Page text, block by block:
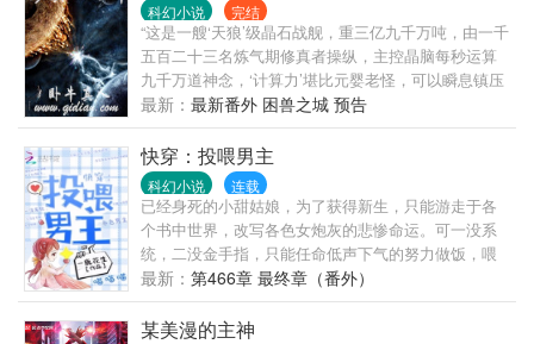
科幻小说 完结
“这是一艘‘天狼’级晶石战舰，重三亿九千万吨，由一千
五百二十三名炼气期修真者操纵，主控晶脑每秒运算
九千万道神念，‘计算力’堪比元婴老怪，可以瞬息镇压
一个星球！” 李耀卓立于无尽星海之上，看着眼前的庞
然大物，心中默默计算： “把这艘战舰拆成废铁，我需
要——7秒钟！” …… 修真40000年代，一个普普通通
的边境少年，咆哮星辰，主宰银河的热血传奇！
最新： 最新番外 困兽之城 预告
快穿：投喂男主
科幻小说 连载
已经身死的小甜姑娘，为了获得新生，只能游走于各
个书中世界，改写各色女炮灰的悲惨命运。可一没系
统，二没金手指，只能任命低声下气的努力做饭，喂
养各色男主。还好诸为男主都不挑食，都选择只被女
主投喂。毕竟人家男主都说了：“要么吃饭，要么吃
你，毕竟，你才是主食，嗯？”
最新： 第466章 最终章（番外）
某美漫的主神